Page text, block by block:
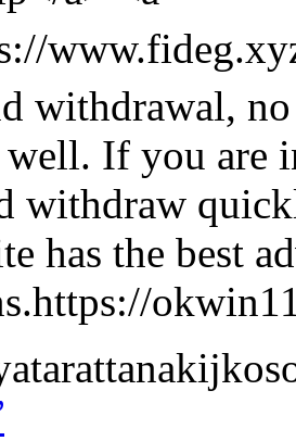
withdrawal,
If you are
withdraw
has the best